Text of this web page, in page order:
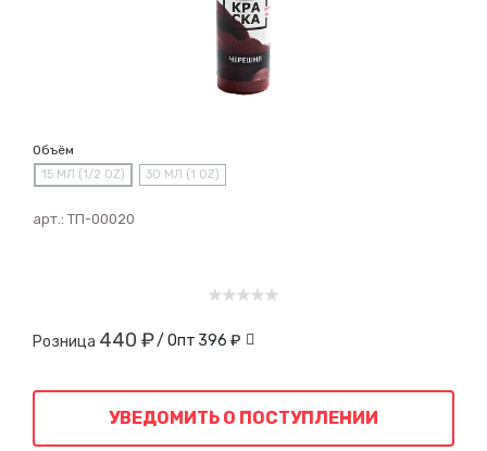
Объём
15 МЛ (1/2 OZ) 30 МЛ (1 OZ)
арт.: ТП-00020
Розница 440 ₽/ Опт 396 ₽
УВЕДОМИТЬ О ПОСТУПЛЕНИИ